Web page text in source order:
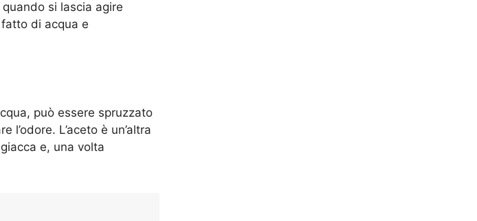
si lascia agire
di acqua e
può essere spruzzato
L’aceto è un’altra
e, una volta